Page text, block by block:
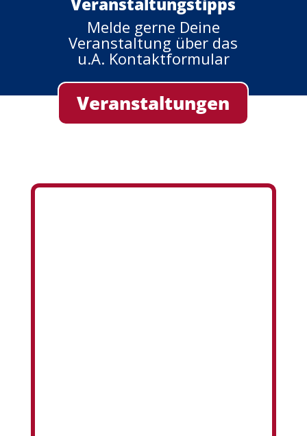
Melde gerne Deine
Veranstaltung über das
u.A. Kontaktformular
Veranstaltungen